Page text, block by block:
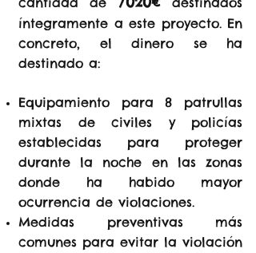
íntegramente a este proyecto. En
concreto, el dinero se ha
destinado a:
Equipamiento para 8 patrullas
mixtas de civiles y policías
establecidas para proteger
durante la noche en las zonas
donde ha habido mayor
ocurrencia de violaciones.
Medidas preventivas más
comunes para evitar la violación